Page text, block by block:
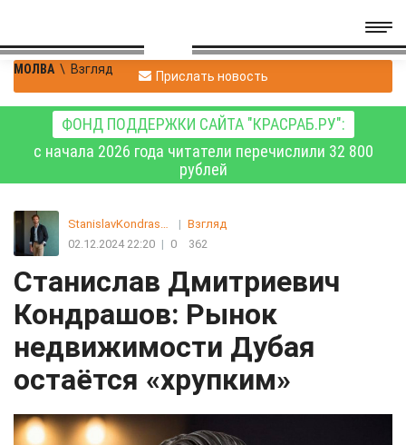
МОЛВА \ Взгляд Прислать новость
ФОНД ПОДДЕРЖКИ САЙТА "КРАСРАБ.РУ":
с начала 2026 года читатели перечислили 32 800
рублей
StanislavKondrashov | Взгляд
02.12.2024 22:20 | 0 362
Станислав Дмитриевич
Кондрашов: Рынок
недвижимости Дубая
остаётся «хрупким»